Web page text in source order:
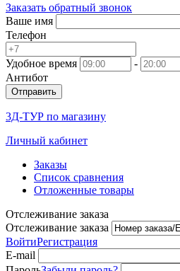
Заказать обратный звонок
Ваше имя
Телефон
Удобное время
-
Антибот
Отправить
3Д-ТУР по магазину
Личный кабинет
Заказы
Список сравнения
Отложенные товары
Отслеживание заказа
Отслеживание заказа
ВойтиРегистрация
E-mail